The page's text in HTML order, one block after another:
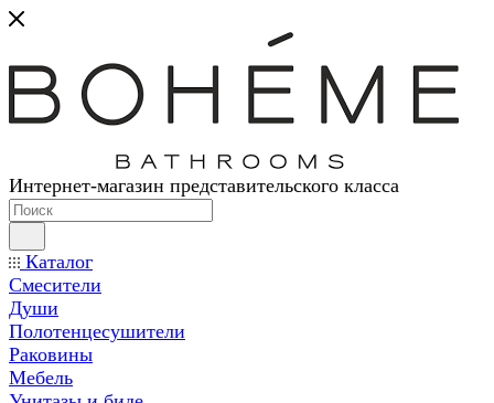
Интернет-магазин представительского класса
Каталог
Смесители
Души
Полотенцесушители
Раковины
Мебель